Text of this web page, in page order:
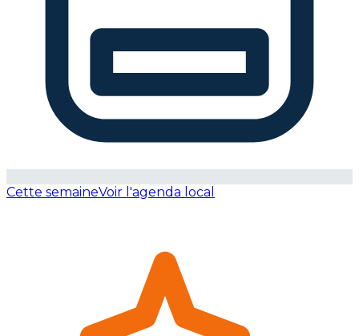
Cette semaineVoir l'agenda local